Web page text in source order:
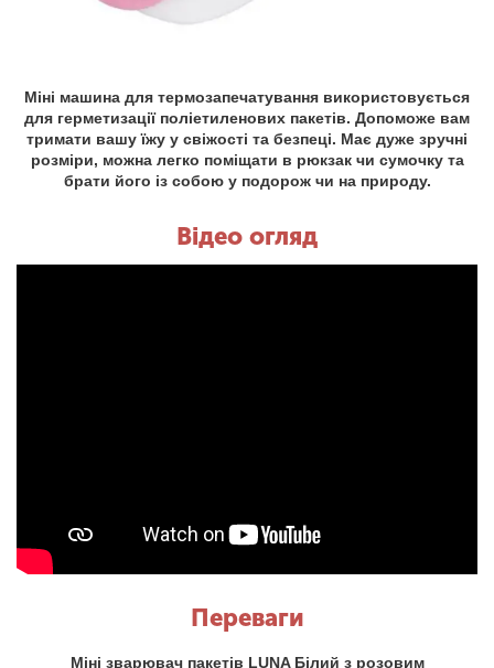
Міні машина для термозапечатування використовується
для герметизації поліетиленових пакетів. Допоможе вам
тримати вашу їжу у свіжості та безпеці. Має дуже зручні
розміри, можна легко поміщати в рюкзак чи сумочку та
брати його із собою у подорож чи на природу.
Відео огляд
Переваги
Міні зварювач пакетів LUNA Білий з розовим